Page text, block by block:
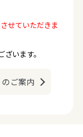
せていただきま
います。
ご案内